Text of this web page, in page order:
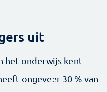
uit
het onderwijs kent
ongeveer 30 % van